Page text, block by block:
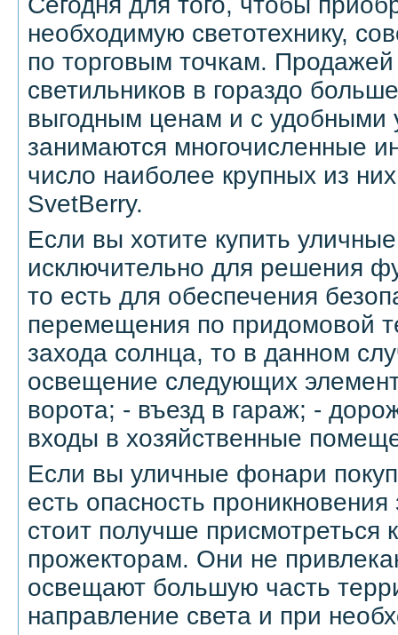
необходимую светотехнику,
по торговым точкам.
светильников в гораздо
выгодным ценам и с удобными
занимаются многочисленные
число наиболее крупных из
SvetBerry.
Если вы хотите купить
исключительно для решения
то есть для обеспечения
перемещения по придомовой
захода солнца, то в данном
освещение следующих
ворота; - въезд в гараж; -
входы в хозяйственные
Если вы уличные фонари
есть опасность
стоит получше присмотреться
прожекторам. Они не
освещают большую часть
направление света и при